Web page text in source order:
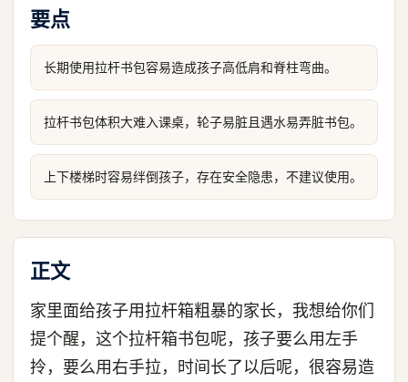
要点
长期使用拉杆书包容易造成孩子高低肩和脊柱弯曲。
拉杆书包体积大难入课桌，轮子易脏且遇水易弄脏书包。
上下楼梯时容易绊倒孩子，存在安全隐患，不建议使用。
正文
家里面给孩子用拉杆箱粗暴的家长，我想给你们
提个醒，这个拉杆箱书包呢，孩子要么用左手
拎，要么用右手拉，时间长了以后呢，很容易造